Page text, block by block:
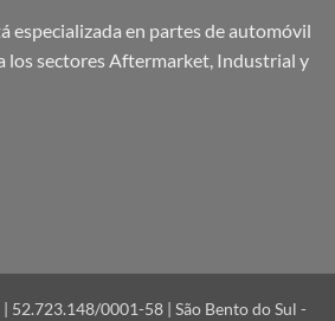
especializada en partes de automóvil
los sectores Aftermarket, Industrial y
52.723.148/0001-58 | São Bento do Sul -